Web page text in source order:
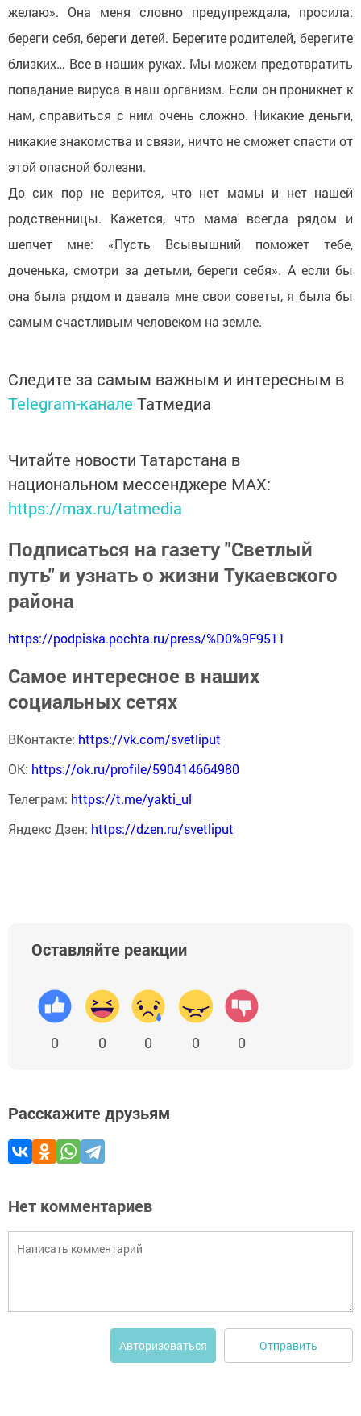
желаю». Она меня словно предупреждала, просила:
береги себя, береги детей. Берегите родителей, берегите
близких… Все в наших руках. Мы можем предотвратить
попадание вируса в наш организм. Если он проникнет к
нам, справиться с ним очень сложно. Никакие деньги,
никакие знакомства и связи, ничто не сможет спасти от
этой опасной болезни.
До сих пор не верится, что нет мамы и нет нашей
родственницы. Кажется, что мама всегда рядом и
шепчет мне: «Пусть Всывышний поможет тебе,
доченька, смотри за детьми, береги себя». А если бы
она была рядом и давала мне свои советы, я была бы
самым счастливым человеком на земле.
Следите за самым важным и интересным в
Telegram-канале Татмедиа
Читайте новости Татарстана в
национальном мессенджере MАХ:
https://max.ru/tatmedia
Подписаться на газету "Светлый
путь" и узнать о жизни Тукаевского
района
https://podpiska.pochta.ru/press/%D0%9F9511
Самое интересное в наших
социальных сетях
ВКонтакте: https://vk.com/svetliput
ОК: https://ok.ru/profile/590414664980
Телеграм: https://t.me/yakti_ul
Яндекс Дзен: https://dzen.ru/svetliput
Оставляйте реакции
0 0 0 0 0
Расскажите друзьям
Нет комментариев
Авторизоваться Отправить